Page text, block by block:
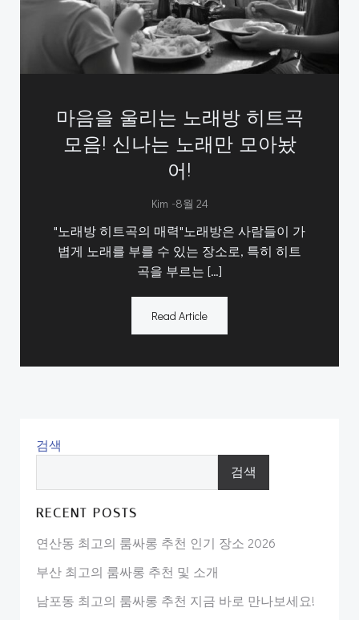
마음을 울리는 노래방 히트곡
모음! 신나는 노래만 모아놨
어!
Kim -8월 24
"노래방 히트곡의 매력"노래방은 사람들이 가
볍게 노래를 부를 수 있는 장소로, 특히 히트
곡을 부르는 […]
Read Article
검색
검색
RECENT POSTS
연산동 최고의 룸싸롱 추천 인기 장소 2026
부산 최고의 룸싸롱 추천 및 소개
남포동 최고의 룸싸롱 추천 지금 바로 만나보세요!